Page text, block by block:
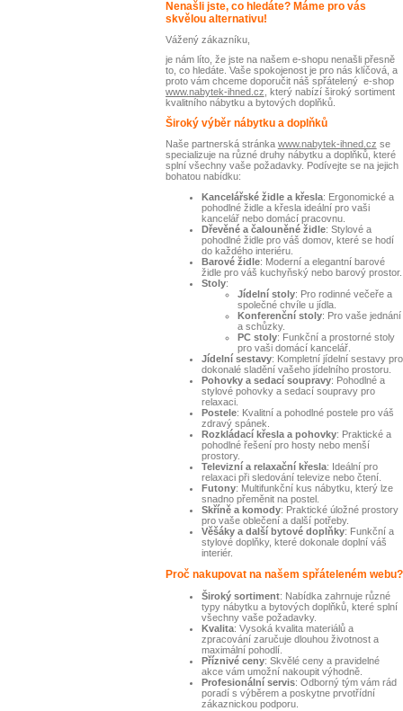
Nenašli jste, co hledáte? Máme pro vás
skvělou alternativu!
Vážený zákazníku,
je nám líto, že jste na našem e-shopu nenašli přesně
to, co hledáte. Vaše spokojenost je pro nás klíčová, a
proto vám chceme doporučit náš spřátelený e-shop
www.nabytek-ihned.cz , který nabízí široký sortiment
kvalitního nábytku a bytových doplňků.
Široký výběr nábytku a doplňků
Naše partnerská stránka www.nabytek-ihned.cz se
specializuje na různé druhy nábytku a doplňků, které
splní všechny vaše požadavky. Podívejte se na jejich
bohatou nabídku:
Kancelářské židle a křesla: Ergonomické a
pohodlné židle a křesla ideální pro vaši
kancelář nebo domácí pracovnu.
Dřevěné a čalouněné židle: Stylové a
pohodlné židle pro váš domov, které se hodí
do každého interiéru.
Barové židle: Moderní a elegantní barové
židle pro váš kuchyňský nebo barový prostor.
Stoly:
Jídelní stoly: Pro rodinné večeře a
společné chvíle u jídla.
Konferenční stoly: Pro vaše jednání
a schůzky.
PC stoly: Funkční a prostorné stoly
pro vaši domácí kancelář.
Jídelní sestavy: Kompletní jídelní sestavy pro
dokonalé sladění vašeho jídelního prostoru.
Pohovky a sedací soupravy: Pohodlné a
stylové pohovky a sedací soupravy pro
relaxaci.
Postele: Kvalitní a pohodlné postele pro váš
zdravý spánek.
Rozkládací křesla a pohovky: Praktické a
pohodlné řešení pro hosty nebo menší
prostory.
Televizní a relaxační křesla: Ideální pro
relaxaci při sledování televize nebo čtení.
Futony: Multifunkční kus nábytku, který lze
snadno přeměnit na postel.
Skříně a komody: Praktické úložné prostory
pro vaše oblečení a další potřeby.
Věšáky a další bytové doplňky: Funkční a
stylové doplňky, které dokonale doplní váš
interiér.
Proč nakupovat na našem spřáteleném webu?
Široký sortiment: Nabídka zahrnuje různé
typy nábytku a bytových doplňků, které splní
všechny vaše požadavky.
Kvalita: Vysoká kvalita materiálů a
zpracování zaručuje dlouhou životnost a
maximální pohodlí.
Příznivé ceny: Skvělé ceny a pravidelné
akce vám umožní nakoupit výhodně.
Profesionální servis: Odborný tým vám rád
poradí s výběrem a poskytne prvotřídní
zákaznickou podporu.